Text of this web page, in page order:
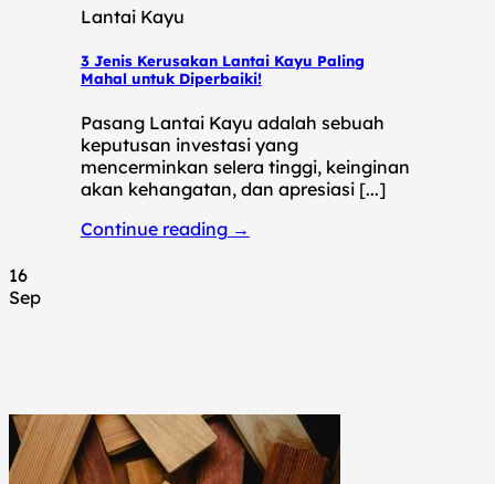
Lantai Kayu
3 Jenis Kerusakan Lantai Kayu Paling
Mahal untuk Diperbaiki!
Pasang Lantai Kayu adalah sebuah
keputusan investasi yang
mencerminkan selera tinggi, keinginan
akan kehangatan, dan apresiasi [...]
Continue reading →
16
Sep